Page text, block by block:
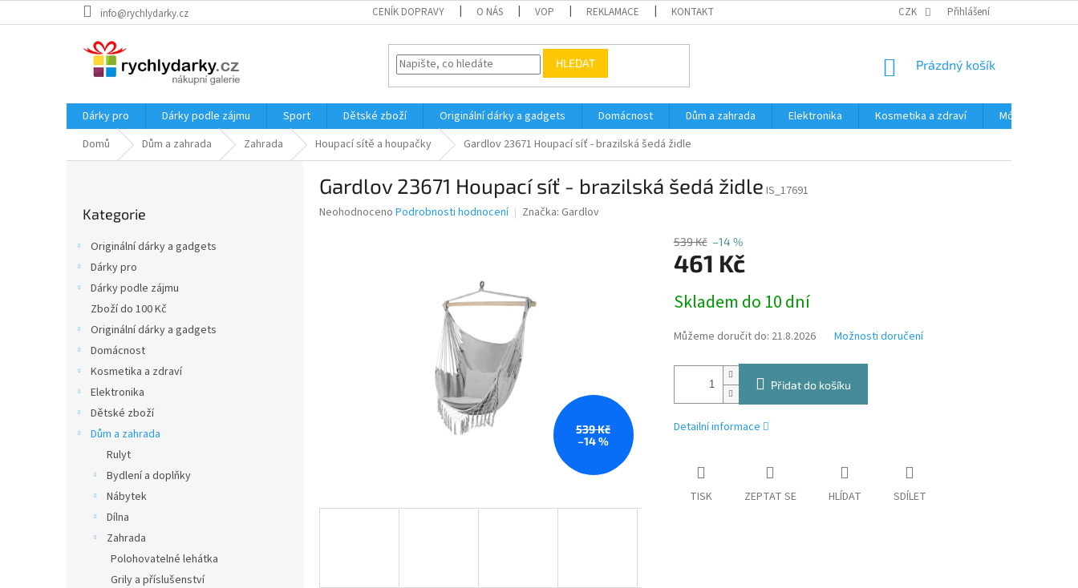
na
info@rychlydarky.cz CENÍK DOPRAVY O NÁS VOP REKLAMACE KONTAKT PODMÍNKY OCHRANY OSOBNÍCH ÚDAJŮ ČASTÉ DOTAZY A
CZK Přihlášení
HLEDAT
NÁKUPNÍ
Prázdný košík
Dárky pro Dárky podle zájmu Sport Dětské zboží Originální dárky a gadgets Domácnost Dům a zahrada Elektronika Kosmetika a zdraví Móda
Domů
Dům a zahrada Zahrada Houpací sítě a houpačky Gardlov 23671 Houpací síť - brazilská šedá židle
kategorie
Kategorie
Originální dárky a gadgets
Dárky pro
Dárky podle zájmu
Zboží do 100 Kč
Originální dárky a gadgets
Domácnost
Kosmetika a zdraví
Elektronika
Dětské zboží
Dům a zahrada
Rulyt
Bydlení a doplňky
Nábytek
Dílna
Zahrada
Polohovatelné lehátka
Grily a příslušenství
Gardlov 23671 Houpací síť - brazilská šedá židle IS_17691
Průměrné
Neohodnoceno Podrobnosti hodnocení Značka: Gardlov
539 Kč
–14 %
539 Kč –14 %
461 Kč
cena:
Skladem do 10 dní
Můžeme doručit do: 21.8.2026 Možnosti doručení
Přidat do košíku
Detailní informace
TISK ZEPTAT SE HLÍDAT SDÍLET